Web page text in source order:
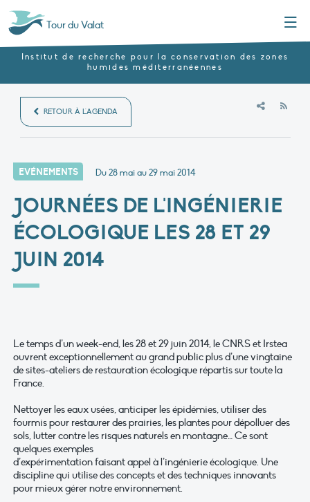
Tour du Valat
Institut de recherche pour la conservation des zones
humides méditerranéennes
RETOUR À L'AGENDA
EVÉNEMENTS Du 28 mai au 29 mai 2014
JOURNÉES DE L'INGÉNIERIE
ÉCOLOGIQUE LES 28 ET 29
JUIN 2014
Le temps d’un week-end, les 28 et 29 juin 2014, le CNRS et Irstea
ouvrent exceptionnellement au grand public plus d’une vingtaine
de sites-ateliers de restauration écologique répartis sur toute la
France.
Nettoyer les eaux usées, anticiper les épidémies, utiliser des
fourmis pour restaurer des prairies, les plantes pour dépolluer des
sols, lutter contre les risques naturels en montagne… Ce sont
quelques exemples
d’expérimentation faisant appel à l’ingénierie écologique. Une
discipline qui utilise des concepts et des techniques innovants
pour mieux gérer notre environnement.